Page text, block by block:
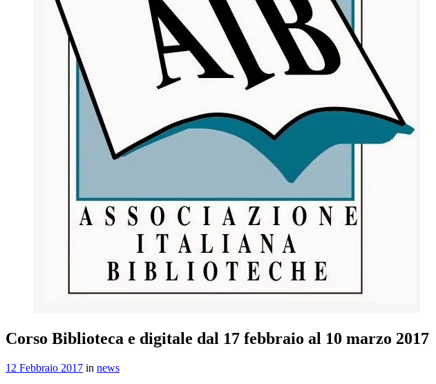
Corso Biblioteca e digitale dal 17 febbraio al 10 marzo 2017
12 Febbraio 2017 in news